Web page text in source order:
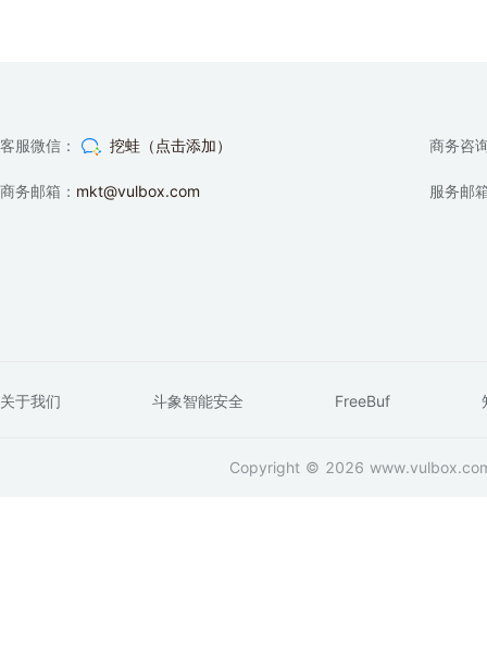
客服微信： 挖蛙（点击添加） 商务咨
商务邮箱： mkt@vulbox.com 服务邮
关于我们 斗象智能安全 FreeBuf
Copyright © 2026